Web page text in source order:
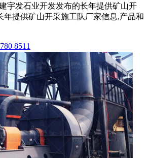
宇发石业开发发布的长年提供矿山开
年提供矿山开采施工队厂家信息,产品和
8511